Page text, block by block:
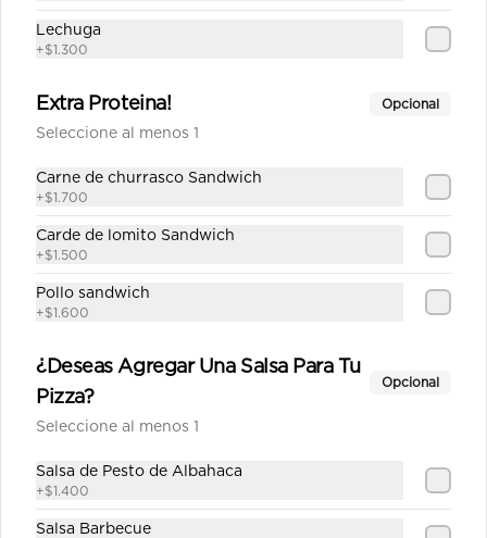
Margarita mediana
carne mechada, choclo, aceitunas,
Lechuga
+$1.300
Extra Proteina! Opcional
Seleccione al menos 1
Carne de churrasco Sandwich
+$1.700
Carde de lomito Sandwich
+$1.500
Pollo sandwich
+$1.600
¿Deseas Agregar Una Salsa Para Tu
Pizza?
Opcional
Seleccione al menos 1
Salsa de Pesto de Albahaca
+$1.400
Salsa Barbecue